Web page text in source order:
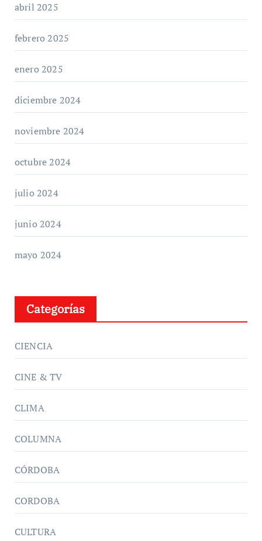
abril 2025
febrero 2025
enero 2025
diciembre 2024
noviembre 2024
octubre 2024
julio 2024
junio 2024
mayo 2024
Categorías
CIENCIA
CINE & TV
CLIMA
COLUMNA
CÓRDOBA
CORDOBA
CULTURA